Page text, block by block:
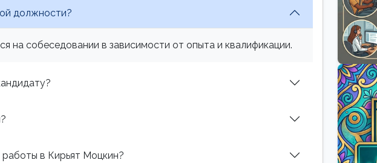
должности?
на собеседовании в зависимости от опыта и квалификации.
в Кирьят Моцкин?